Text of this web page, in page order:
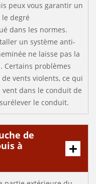
peux vous garantir un
degré
dans les normes.
un système anti-
ne laisse pas la
Certains problèmes
vents violents, ce qui
dans le conduit de
le conduit.
de
à